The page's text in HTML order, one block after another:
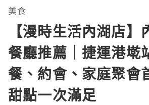
美食
【漫時生活內湖店
餐廳推薦｜捷運港墘
餐、約會、家庭聚會
甜點一次滿足